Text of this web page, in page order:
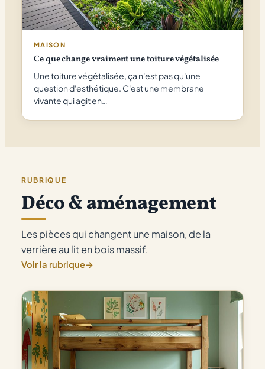
MAISON
Ce que change vraiment une toiture végétalisée
Une toiture végétalisée, ça n'est pas qu'une
question d'esthétique. C'est une membrane
vivante qui agit en…
RUBRIQUE
Déco & aménagement
Les pièces qui changent une maison, de la
verrière au lit en bois massif.
Voir la rubrique→